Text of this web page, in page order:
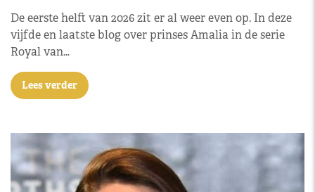
De eerste helft van 2026 zit er al weer even op. In deze
vijfde en laatste blog over prinses Amalia in de serie
Royal van…
Lees verder